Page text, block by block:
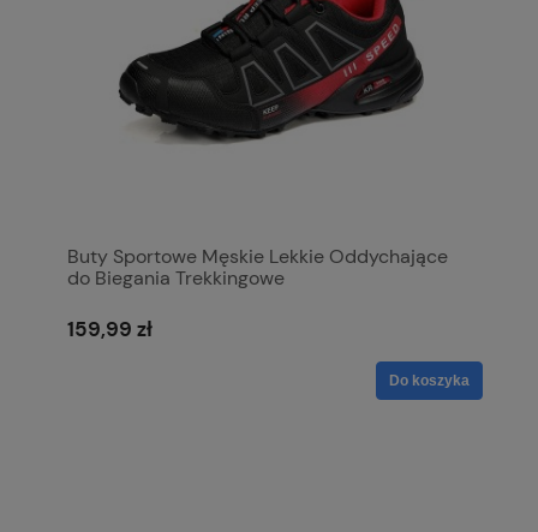
Buty Sportowe Męskie Lekkie Oddychające
do Biegania Trekkingowe
159,99 zł
Do koszyka